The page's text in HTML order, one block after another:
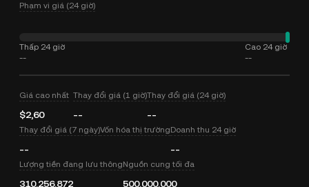
Phạm vi giá (24 giờ)
Thấp 24 giờ
--
Cao 24 giờ
--
Giá cao nhất
$2,60
Thay đổi giá (1 giờ)
--
Thay đổi giá (24 giờ)
--
Thay đổi giá (7 ngày)
--
Vốn hóa thị trườngDoanh thu 24 giờ
--
Lượng tiền đang lưu thông
310.256.872
Nguồn cung tối đa
500.000.000